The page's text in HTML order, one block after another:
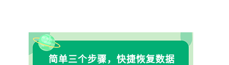
简单三个步骤，快捷恢复数据